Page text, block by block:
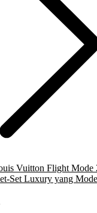
Vuitton Flight Mode
Set Luxury yang